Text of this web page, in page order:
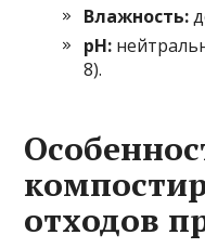
Влажность:
pH:
8).
отходов